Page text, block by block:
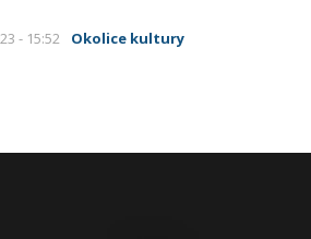
- 15:52 Okolice kultury